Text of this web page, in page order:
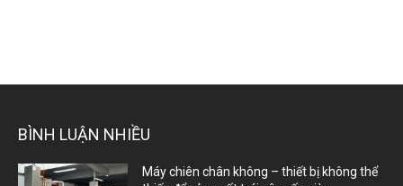
BÌNH LUẬN NHIỀU
Máy chiên chân không – thiết bị không thể